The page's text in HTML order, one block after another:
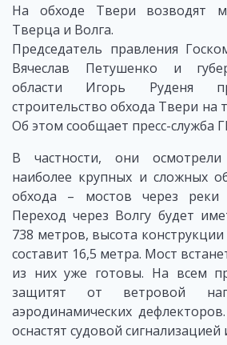
На обходе Твери возводят
Тверца и Волга.
Председатель правления
Вячеслав Петушенко и
области Игорь Руденя
строительство обхода Твери на
Об этом сообщает пресс-служба
В частности, они
наиболее крупных и сложных
обхода – мостов через
Переход через Волгу будет
738 метров, высота
составит 16,5 метра. Мост
из них уже готовы. На всем
защитят от ветровой
аэродинамических
оснастят судовой